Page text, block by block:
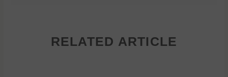
RELATED ARTICLE